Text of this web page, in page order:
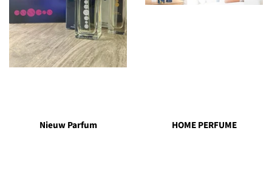
Nieuw Parfum HOME PERFUME